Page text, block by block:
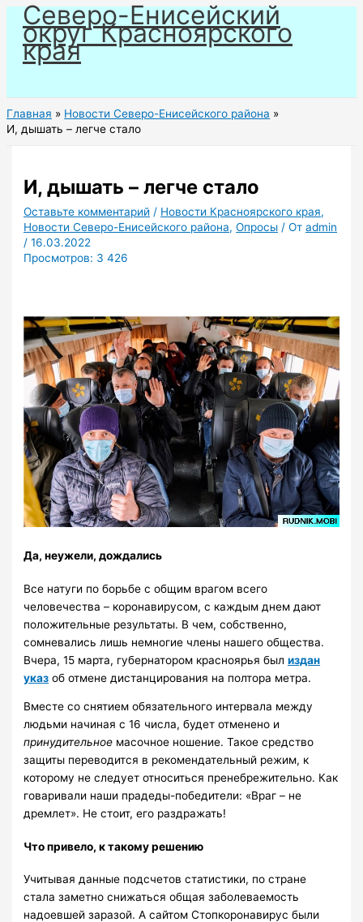
Перейти
содержимому
Северо-Енисейский
округ Красноярского
края
Главная
Новости Северо-Енисейского района
И, дышать – легче стало
И, дышать – легче стало
Оставьте комментарий / Новости Красноярского края,
Новости Северо-Енисейского района,Опросы / Отadmin
/16.03.2022
Просмотров: 3 426
Да, неужели, дождались
Все натуги по борьбе с общим врагом всего
человечества – коронавирусом, с каждым днем дают
положительные результаты. В чем, собственно,
сомневались лишь немногие члены нашего общества.
Вчера, 15 марта, губернатором красноярья былиздан
указ об отмене дистанцирования на полтора метра.
Вместе со снятием обязательного интервала между
людьми начиная с 16 числа, будет отменено и
принудительное масочное ношение. Такое средство
защиты переводится в рекомендательный режим, к
которому не следует относиться пренебрежительно. Как
говаривали наши прадеды-победители: «Враг – не
дремлет». Не стоит, его раздражать!
Что привело, к такому решению
Учитывая данные подсчетов статистики, по стране
стала заметно снижаться общая заболеваемость
надоевшей заразой. А сайтом Стопкоронавирус были